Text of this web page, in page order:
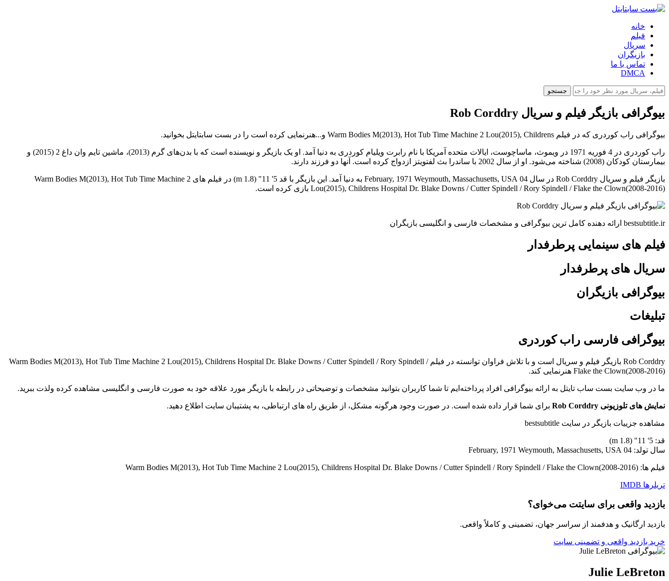
خانه
فیلم
سریال
بازیگران
تماس با ما
DMCA
جستجو
بیوگرافی بازیگر فیلم و سریال Rob Corddry
بیوگرافی راب کوردری که در فیلم Warm Bodies M(2013), Hot Tub Time Machine 2 Lou(2015), Childrens و...هنرنمایی کرده است را در بست سابتایتل بخوانید.
راب کوردری در 4 فوریه 1971 در ویموث، ماساچوست، ایالات متحده آمریکا با نام رابرت ویلیام کوردری به دنیا آمد. او یک بازیگر و نویسنده است که با بدن‌های گرم (2013)، ماشین تایم وان داغ 2 (2015) و
بیمارستان کودکان (2008) شناخته می‌شود. او از سال 2002 با ساندرا بث لفتویتز ازدواج کرده است. آنها دو فرزند دارند.
بازیگر فیلم و سریال Rob Corddry در سال 04 February, 1971 Weymouth, Massachusetts, USA به دنیا آمد. این بازیگر با قد 5' 11" (1.8 m) در فیلم های Warm Bodies M(2013), Hot Tub Time Machine 2
Lou(2015), Childrens Hospital Dr. Blake Downs / Cutter Spindell / Rory Spindell / Flake the Clown(2008-2016) بازی کرده است.
bestsubtitle.ir ارائه دهنده کامل ترین بیوگرافی و مشخصات فارسی و انگلیسی بازیگران
فیلم های سینمایی پرطرفدار
سریال های پرطرفدار
بیوگرافی بازیگران
تبلیغات
بیوگرافی فارسی راب کوردری
Rob Corddry بازیگر فیلم و سریال است و با تلاش فراوان توانسته در فیلم Warm Bodies M(2013), Hot Tub Time Machine 2 Lou(2015), Childrens Hospital Dr. Blake Downs / Cutter Spindell / Rory Spindell /
Flake the Clown(2008-2016) هنرنمایی کند.
ما در وب سایت بست ساب تایتل به ارائه بیوگرافی افراد پرداخته‌ایم تا شما کاربران بتوانید مشخصات و توضیحاتی در رابطه با بازیگر مورد علاقه خود به صورت فارسی و انگلیسی مشاهده کرده ولذت ببرید.
نمایش های تلوزیونی Rob Corddry برای شما قرار داده شده است. در صورت وجود هرگونه مشکل، از طریق راه های ارتباطی، به پشتیبان سایت اطلاع دهید.
مشاهده جزییات بازیگر در سایت bestsubtitle
قد: 5' 11" (1.8 m)
سال تولد: 04 February, 1971 Weymouth, Massachusetts, USA
فیلم ها: Warm Bodies M(2013), Hot Tub Time Machine 2 Lou(2015), Childrens Hospital Dr. Blake Downs / Cutter Spindell / Rory Spindell / Flake the Clown(2008-2016)
تریلرها IMDB
بازدید واقعی برای سایتت می‌خوای؟
بازدید ارگانیک و هدفمند از سراسر جهان، تضمینی و کاملاً واقعی.
خرید بازدید واقعی و تضمینی سایت
Julie LeBreton